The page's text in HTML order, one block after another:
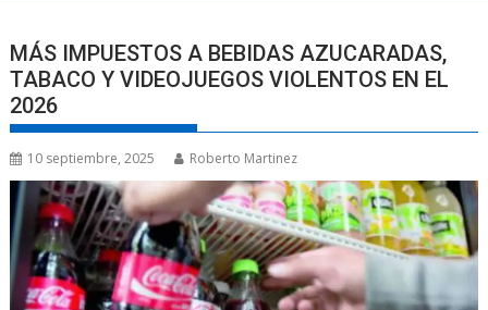
MÁS IMPUESTOS A BEBIDAS AZUCARADAS,
TABACO Y VIDEOJUEGOS VIOLENTOS EN EL
2026
10 septiembre, 2025 Roberto Martinez